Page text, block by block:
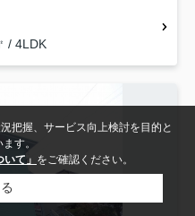
/ 4LDK
把握、サービス向上検討を目的と
す。
て」 をご確認ください。